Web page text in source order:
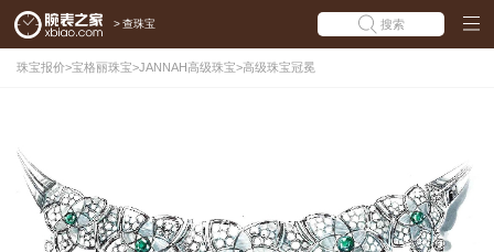
> 查珠宝 搜索
珠宝报价>宝格丽珠宝>JANNAH高级珠宝>高级珠宝冠冕